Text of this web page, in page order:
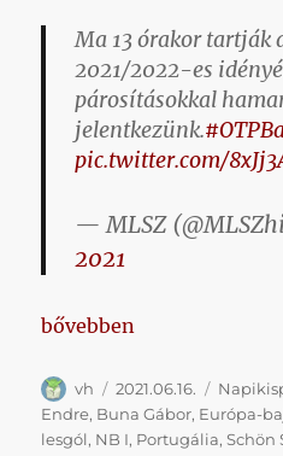
Ma 13 órakor tartják
2021/2022-es
párosításokkal
jelentkezünk.
pic.twitter.com/
— MLSZ
2021
„Napikispest 2021.06.15.”
bővebben
Szerző
vh Közzétéve
2021.06.16.
Endre, Buna Gábor, Európa-
lesgól, NB I, Portugália,Schön